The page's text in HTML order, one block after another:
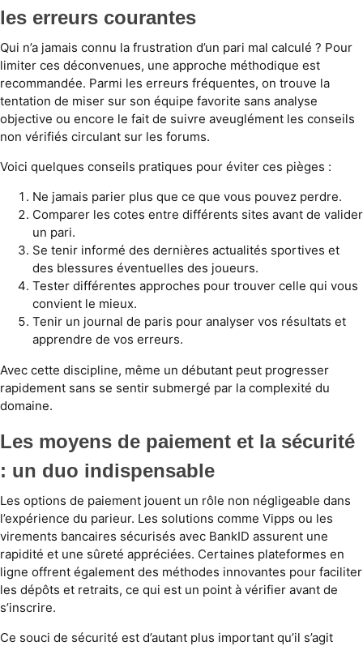
les erreurs courantes
Qui n’a jamais connu la frustration d’un pari mal calculé ? Pour
limiter ces déconvenues, une approche méthodique est
recommandée. Parmi les erreurs fréquentes, on trouve la
tentation de miser sur son équipe favorite sans analyse
objective ou encore le fait de suivre aveuglément les conseils
non vérifiés circulant sur les forums.
Voici quelques conseils pratiques pour éviter ces pièges :
Ne jamais parier plus que ce que vous pouvez perdre.
Comparer les cotes entre différents sites avant de valider
un pari.
Se tenir informé des dernières actualités sportives et
des blessures éventuelles des joueurs.
Tester différentes approches pour trouver celle qui vous
convient le mieux.
Tenir un journal de paris pour analyser vos résultats et
apprendre de vos erreurs.
Avec cette discipline, même un débutant peut progresser
rapidement sans se sentir submergé par la complexité du
domaine.
Les moyens de paiement et la sécurité
: un duo indispensable
Les options de paiement jouent un rôle non négligeable dans
l’expérience du parieur. Les solutions comme Vipps ou les
virements bancaires sécurisés avec BankID assurent une
rapidité et une sûreté appréciées. Certaines plateformes en
ligne offrent également des méthodes innovantes pour faciliter
les dépôts et retraits, ce qui est un point à vérifier avant de
s’inscrire.
Ce souci de sécurité est d’autant plus important qu’il s’agit